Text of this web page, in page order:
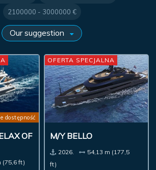
2100000 - 3000000 €
dostępność
OF
(75,6 ft)
M/Y BELLO
2026.
54,13 m (177,5
ft)
OFERTA SPECJALNA